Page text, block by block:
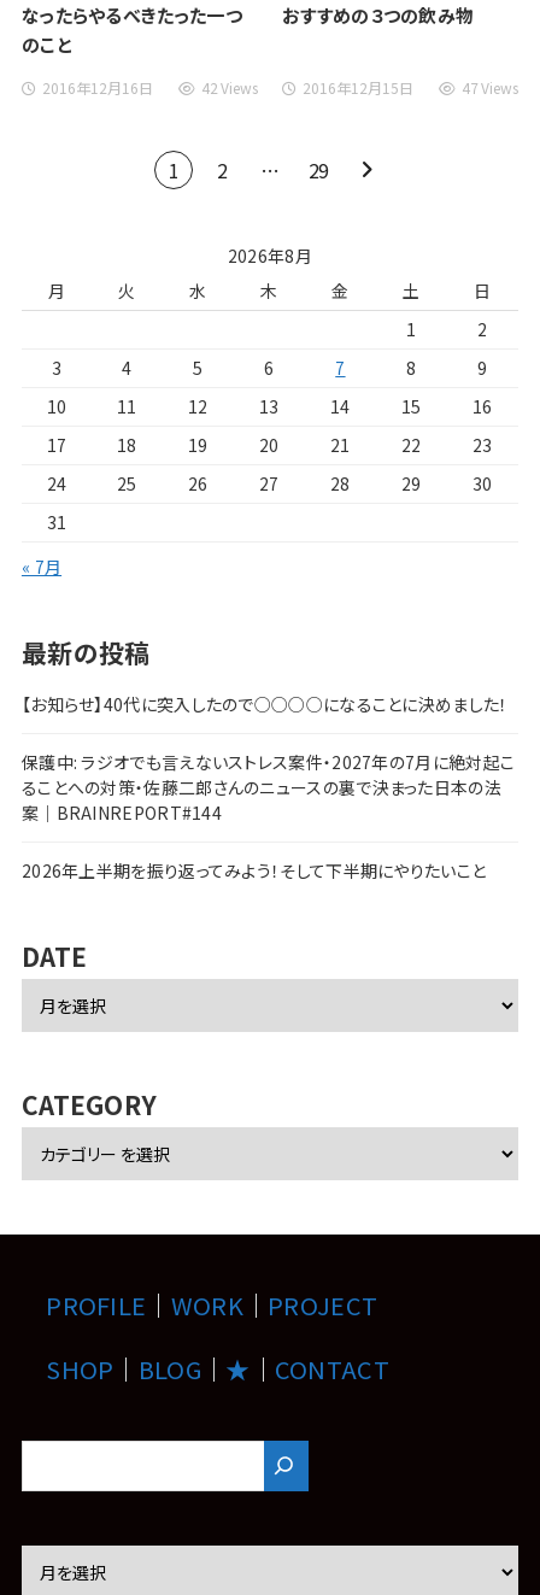
なったらやるべきたった一つ
のこと
2016年12月16日 42 Views
おすすめの３つの飲み物
2016年12月15日 47 Views
1 2 … 29
2026年8月
月
火 水 木 金 土
日
1
2
3
4 5 6 7 8
9
10
11 12 13 14 15
16
17
18 19 20 21 22
23
24
25 26 27 28 29
30
31
« 7月
最新の投稿
【お知らせ】40代に突入したので○○○○になることに決めました！
保護中: ラジオでも言えないストレス案件・2027年の7月に絶対起こ
ることへの対策・佐藤二郎さんのニュースの裏で決まった日本の法
案｜BRAINREPORT#144
2026年上半期を振り返ってみよう！そして下半期にやりたいこと
DATE
カ
ブ
CATEGORY
PROFILE ｜ WORK ｜ PROJECT
SHOP ｜ BLOG ｜ ★ ｜ CONTACT